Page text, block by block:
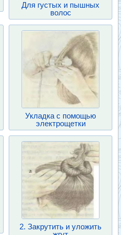
Для густых и пышных
волос
Укладка с помощью
электрощетки
2. Закрутить и уложить